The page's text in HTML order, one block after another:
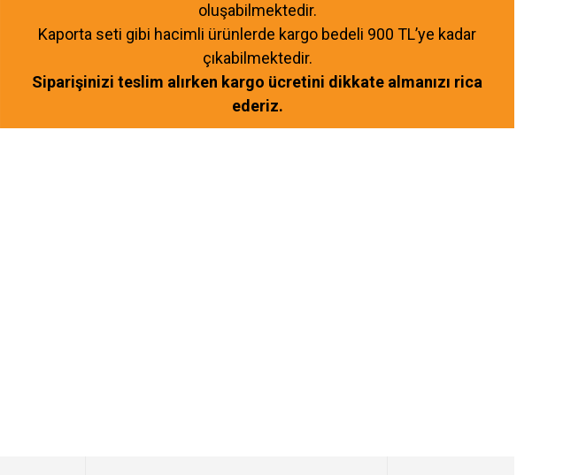
oluşabilmektedir.
Kaporta seti gibi hacimli ürünlerde kargo bedeli 900 TL’ye kadar
çıkabilmektedir.
Siparişinizi teslim alırken kargo ücretini dikkate almanızı rica
ederiz.